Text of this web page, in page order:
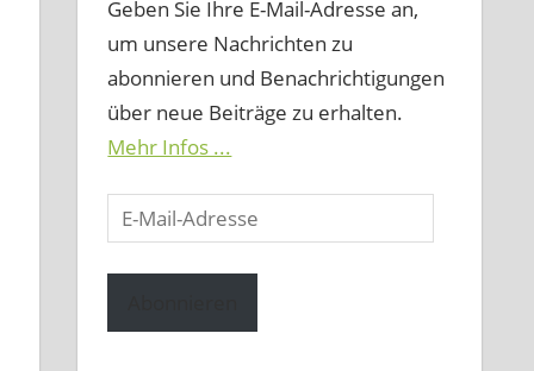
Geben Sie Ihre E-Mail-Adresse an,
um unsere Nachrichten zu
abonnieren und Benachrichtigungen
über neue Beiträge zu erhalten.
Mehr Infos ...
E-
Mail-
Adresse